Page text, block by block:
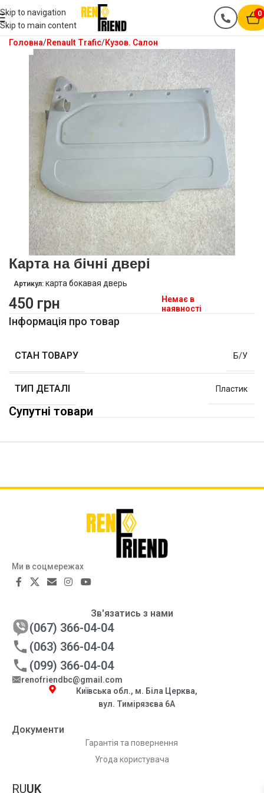
Skip to navigation
Skip to main content
0
Головна Renault Trafic Кузов. Салон
Карта на бічні двері
Артикул: карта бокавая дверь
450 грн
Немає в
наявності
Інформація про товар
СТАН ТОВАРУ Б/У
ТИП ДЕТАЛІ Пластик
Супутні товари
Ми в соцмережах
Документи
Гарантія та повернення
Угода користувача
Зв'язатись з нами
(067) 366-04-04
(063) 366-04-04
(099) 366-04-04
renofriendbc@gmail.com
Київська обл., м. Біла Церква,
вул. Тимірязєва 6А
RUUK